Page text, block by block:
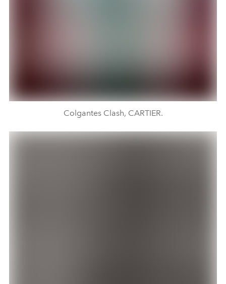
Colgantes Clash, CARTIER.